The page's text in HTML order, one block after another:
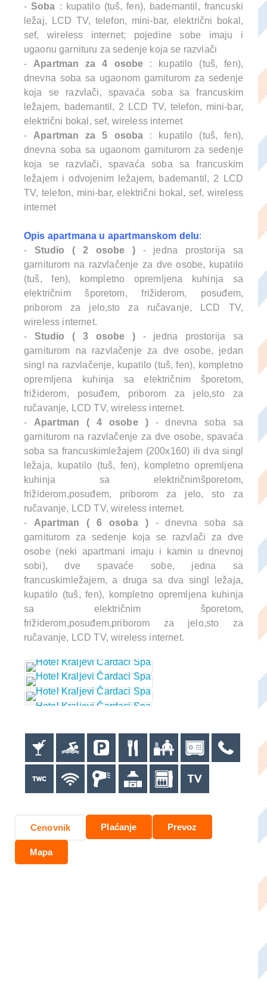
-Soba : kupatilo (tuš, fen), bademantil, francuski
ležaj, LCD TV, telefon, mini-bar, električni bokal,
sef, wireless internet; pojedine sobe imaju i
ugaonu garnituru za sedenje koja se razvlači
- Apartman za 4 osobe : kupatilo (tuš, fen),
dnevna soba sa ugaonom garniturom za sedenje
koja se razvlači, spavaća soba sa francuskim
ležajem, bademantil, 2 LCD TV, telefon, mini-bar,
električni bokal, sef, wireless internet
- Apartman za 5 osoba : kupatilo (tuš, fen),
dnevna soba sa ugaonom garniturom za sedenje
koja se razvlači, spavaća soba sa francuskim
ležajem i odvojenim ležajem, bademantil, 2 LCD
TV, telefon, mini-bar, električni bokal, sef, wireless
internet
Opis apartmana u apartmanskom delu:
- Studio ( 2 osobe ) - jedna prostorija sa
garniturom na razvlačenje za dve osobe, kupatilo
(tuš, fen), kompletno opremljena kuhinja sa
električnim šporetom, frižiderom, posuđem,
priborom za jelo,sto za ručavanje, LCD TV,
wireless internet.
- Studio ( 3 osobe ) - jedna prostorija sa
garniturom na razvlačenje za dve osobe, jedan
singl na razvlačenje, kupatilo (tuš, fen), kompletno
opremljena kuhinja sa električnim šporetom,
frižiderom, posuđem, priborom za jelo,sto za
ručavanje, LCD TV, wireless internet.
- Apartman ( 4 osobe )- dnevna soba sa
garniturom na razvlačenje za dve osobe, spavaća
soba sa francuskimležajem (200x160) ili dva singl
ležaja, kupatilo (tuš, fen), kompletno opremljena
kuhinja sa električnimšporetom,
frižiderom,posuđem, priborom za jelo, sto za
ručavanje, LCD TV, wireless internet.
- Apartman ( 6 osoba )- dnevna soba sa
garniturom za sedenje koja se razvlači za dve
osobe (neki apartmani imaju i kamin u dnevnoj
sobi), dve spavaće sobe, jedna sa
francuskimležajem, a druga sa dva singl ležaja,
kupatilo (tuš, fen), kompletno opremljena kuhinja
sa električnim šporetom,
frižiderom,posuđem,priborom za jelo,sto za
ručavanje, LCD TV, wireless internet.
Cenovnik Plaćanje Prevoz
Mapa